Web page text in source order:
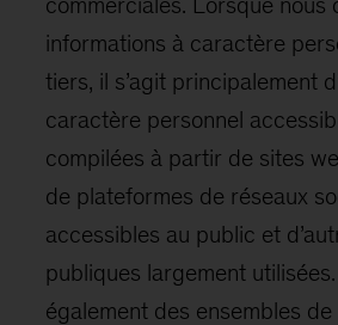
informations à caractère
tiers, il s’agit principalement
caractère personnel
compilées à partir de sites
de plateformes de réseaux
accessibles au public et
publiques largement
également des ensembles de